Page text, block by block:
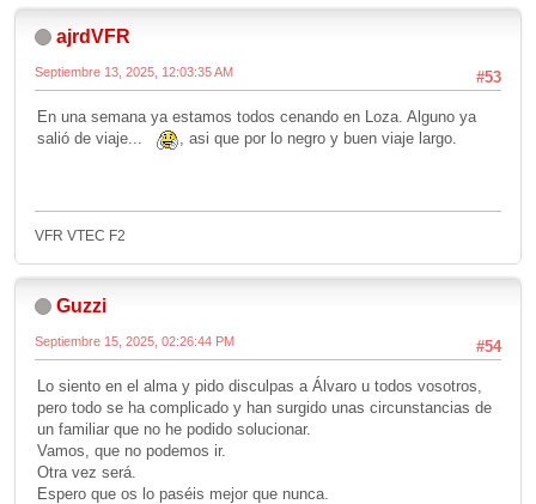
ajrdVFR
#53
Septiembre 13, 2025, 12:03:35 AM
En una semana ya estamos todos cenando en Loza. Alguno ya
salió de viaje...
, asi que por lo negro y buen viaje largo.
VFR VTEC F2
Guzzi
#54
Septiembre 15, 2025, 02:26:44 PM
Lo siento en el alma y pido disculpas a Álvaro u todos vosotros,
pero todo se ha complicado y han surgido unas circunstancias de
un familiar que no he podido solucionar.
Vamos, que no podemos ir.
Otra vez será.
Espero que os lo paséis mejor que nunca.